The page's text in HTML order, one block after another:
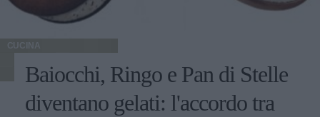
CUCINA
Baiocchi, Ringo e Pan di Stelle
diventano gelati: l'accordo tra